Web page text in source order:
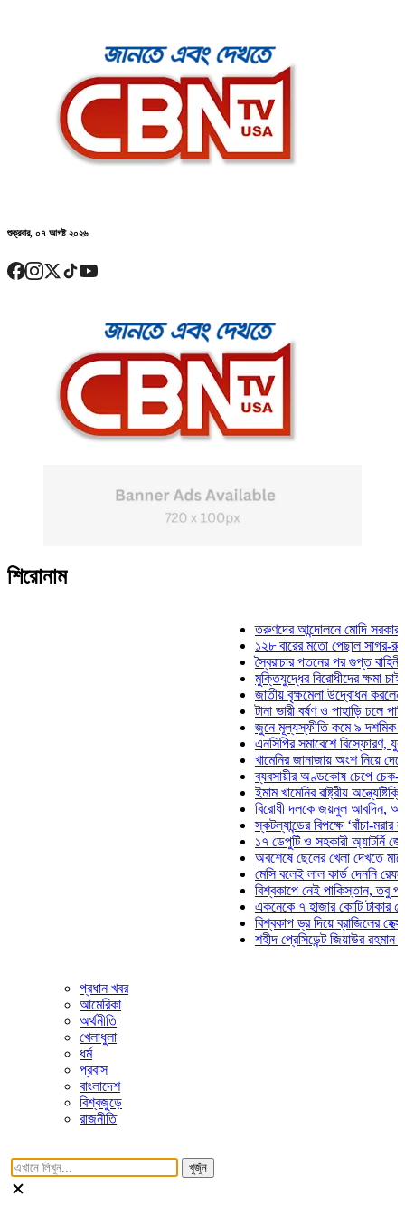
শুক্রবার, ০৭ আগষ্ট ২০২৬
শিরোনাম
তরুণদের আন্দোলনে মোদি সরকার দুর্বল
১২৮ বারের মতো পেছাল সাগর-রুনি
স্বৈরাচার পতনের পর গুপ্ত বাহিনীর
মুক্তিযুদ্ধের বিরোধীদের ক্ষমা চাইতে
জাতীয় বৃক্ষমেলা উদ্বোধন করলেন
টানা ভারী বর্ষণ ও পাহাড়ি ঢলে পানিবন্দি
জুনে মূল্যস্ফীতি কমে ৯ দশমিক ১৬
এনসিপির সমাবেশে বিস্ফোরণ, যুবলীগের
খামেনির জানাজায় অংশ নিয়ে দেশে
ব্যবসায়ীর অণ্ডকোষ চেপে চেক-
ইমাম খামেনির রাষ্ট্রীয়
বিরোধী দলকে জয়নুল আবদিন, আপনারা
স্কটল্যান্ডের বিপক্ষে ‘বাঁচা-মরার
১৭ ডেপুটি ও সহকারী অ্যাটর্নি
অবশেষে ছেলের খেলা দেখতে মাঠে
মেসি বলেই লাল কার্ড দেননি রেফারি!
বিশ্বকাপে নেই পাকিস্তান, তবু প্রতিটি
একনেকে ৭ হাজার কোটি টাকার ৫
বিশ্বকাপ ড্র দিয়ে ব্রাজিলের হেক্সা
শহীদ প্রেসিডেন্ট জিয়াউর রহমান
প্রধান খবর
আমেরিকা
অর্থনীতি
খেলাধুলা
ধর্ম
প্রবাস
বাংলাদেশ
বিশ্বজুড়ে
রাজনীতি
খুজুঁন